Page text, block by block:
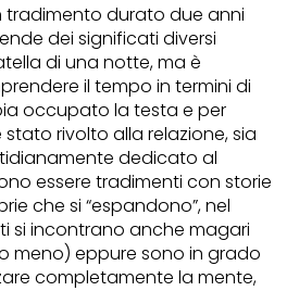
tradimento durato due anni
dei significati diversi
di una notte, ma è
il tempo in termini di
occupato la testa e per
rivolto alla relazione, sia
dedicato al
essere tradimenti con storie
che si “espandono”, nel
si incontrano anche magari
meno) eppure sono in grado
completamente la mente,